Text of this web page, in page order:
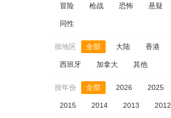
冒险 枪战 恐怖 悬疑
同性
按地区 全部 大陆 香港
西班牙 加拿大 其他
按年份 全部 2026 2025
2015 2014 2013 2012